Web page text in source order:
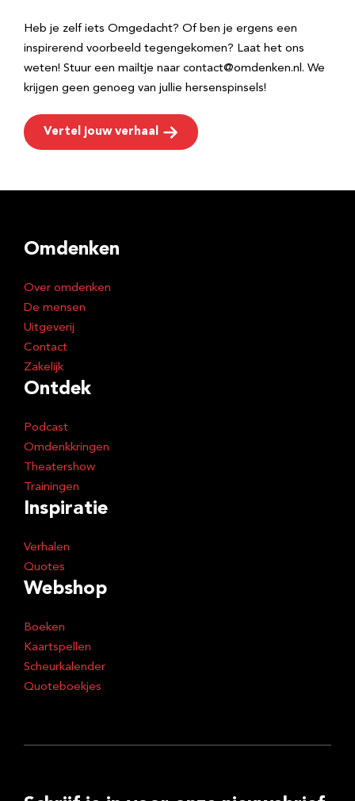
Heb je zelf iets Omgedacht? Of ben je ergens een
inspirerend voorbeeld tegengekomen? Laat het ons
weten! Stuur een mailtje naar contact@omdenken.nl. We
krijgen geen genoeg van jullie hersenspinsels!
Vertel jouw verhaal
Omdenken
Over omdenken
De mensen
Uitgeverij
Contact
Zakelijk
Ontdek
Podcast
Omdenkkringen
Theatershow
Trainingen
Inspiratie
Verhalen
Quotes
Webshop
Boeken
Kaartspellen
Scheurkalender
Quoteboekjes